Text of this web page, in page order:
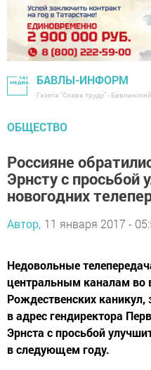
БАВЛЫ-ИНФОРМ
Газета "Слава труду" -
ОБЩЕСТВО
Россияне
Эрнсту с просьбой
новогодних
Автор, 11 января 2017 -
Недовольные
центральным каналам во
Рождественских
в адрес гендиректора
Эрнста с просьбой
в следующем году.